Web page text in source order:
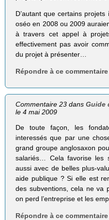
D’autant que certains
oséo en 2008 ou 2009
à travers cet appel à
effectivement pas avoir
du projet à présenter…
Répondre à ce commentaire
Commentaire 23 dansGuide
le 4 mai 2009
De toute façon, les
interessés que par une
grand groupe anglosaxon
salariés… Cela favorise les
aussi avec de belles plus-
aide publique ? Si elle est
des subventions, cela ne
on perd l’entreprise et les
Répondre à ce commentaire